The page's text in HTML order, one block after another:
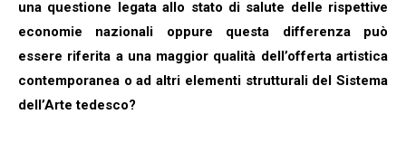
una questione legata allo stato di salute delle rispettive
economie nazionali oppure questa differenza può
essere riferita a una maggior qualità dell’offerta artistica
contemporanea o ad altri elementi strutturali del Sistema
dell’Arte tedesco?